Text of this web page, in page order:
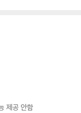
제공 안함